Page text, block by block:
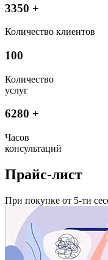
3350 +
Количество клиентов
100
Количество
услуг
6280 +
Часов
консультаций
Прайс-лист
При покупке от 5-ти